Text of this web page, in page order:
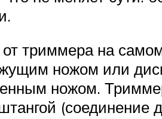
триммера на
ножом или
ножом.
(соединение